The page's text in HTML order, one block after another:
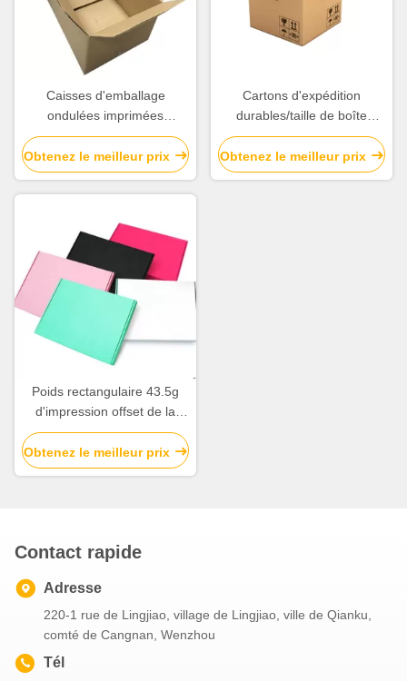
Caisses d'emballage
ondulées imprimées
adaptées aux besoins du
client pour
l'exposition/emballage/expédition
Obtenez le meilleur prix
Cartons d'expédition
durables/taille de boîte
carton d'emballage diverse
disponible
Obtenez le meilleur prix
Poids rectangulaire 43.5g
d'impression offset de la
boîte 4c de carton
d'emballage de forme
Obtenez le meilleur prix
Contact rapide
Adresse
220-1 rue de Lingjiao, village de Lingjiao, ville de Qianku,
comté de Cangnan, Wenzhou
Tél